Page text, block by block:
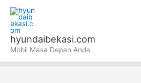
konten
hyundaibekasi.com
Mobil Masa Depan Anda